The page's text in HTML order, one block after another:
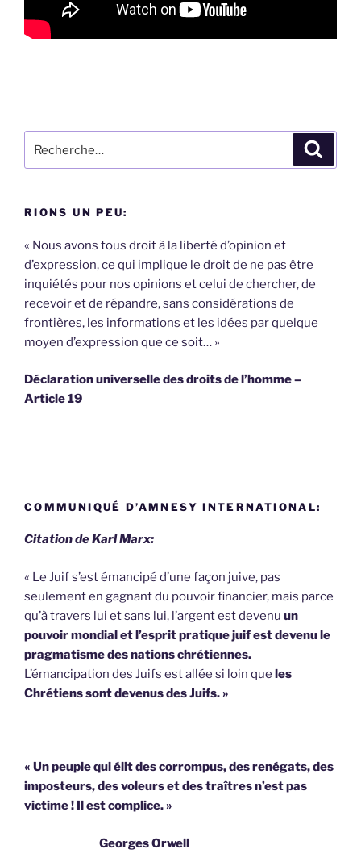
pour
RIONS UN PEU:
« Nous avons tous droit à la liberté d’opinion et
d’expression, ce qui implique le droit de ne pas être
inquiétés pour nos opinions et celui de chercher, de
recevoir et de répandre, sans considérations de
frontières, les informations et les idées par quelque
moyen d’expression que ce soit… »
Déclaration universelle des droits de l’homme –
Article 19
COMMUNIQUÉ D’AMNESY INTERNATIONAL:
Citation de Karl Marx:
« Le Juif s’est émancipé d’une façon juive, pas
seulement en gagnant du pouvoir financier, mais parce
qu’à travers lui et sans lui, l’argent est devenu un
pouvoir mondial et l’esprit pratique juif est devenu le
pragmatisme des nations chrétiennes.
L’émancipation des Juifs est allée si loin que les
Chrétiens sont devenus des Juifs. »
« Un peuple qui élit des corrompus, des renégats, des
imposteurs, des voleurs et des traîtres n’est pas
victime !
Il est complice. »
Georges Orwell